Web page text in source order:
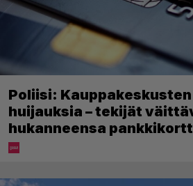
Poliisi:
huijauksia – tekijät
hukanneensa